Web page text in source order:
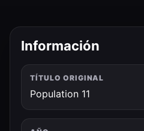
Información
TÍTULO ORIGINAL
Population 11